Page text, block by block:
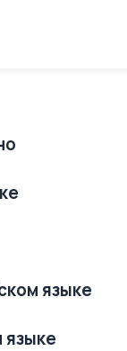
языке
языке